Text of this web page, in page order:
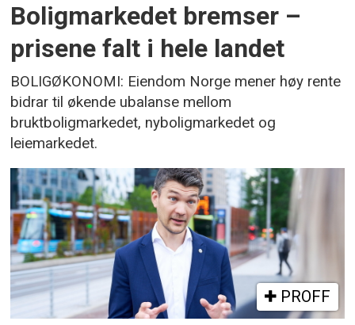
Boligmarkedet bremser –
prisene falt i hele landet
BOLIGØKONOMI: Eiendom Norge mener høy rente
bidrar til økende ubalanse mellom
bruktboligmarkedet, nyboligmarkedet og
leiemarkedet.
PROFF